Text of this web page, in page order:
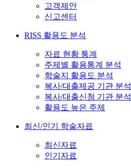
고객제안
신고센터
RISS 활용도 분석
자료 현황 통계
주제별 활용통계 분석
학술지 활용도 분석
복사/대출제공 기관 분석
복사/대출신청 기관 분석
활용도 높은 주제
최신/인기 학술자료
최신자료
인기자료